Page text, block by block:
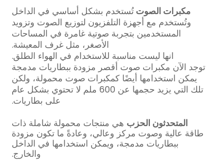
مكبرات الصوت تُستخدم بشكل أساسي في الداخل
وتُستخدم مع أجهزة التلفزيون لتوزيع الصوت وتزويد
المستخدمين بتجربة صوتية غامرة في المساحات
الأصغر، مثل غرف المعيشة.
انها ليست مناسبة للاستخدام في الهواء الطلق.
توجد الآن مكبرات صوت أقصر مزودة ببطاريات مدمجة
يمكن استخدامها أيضًا كمكبرات صوت محمولة، ولكن
تلك التي يزيد حجمها عن 600 ملم لا تحتوي بشكل عام
على بطاريات.
المتحدثون الحزب هي منتجات محمولة شاملة ذات
طاقة عالية وصوت مركز وعالي، وعادةً ما تكون مزودة
ببطاريات مدمجة، ويمكن استخدامها في الداخل
والخارج.